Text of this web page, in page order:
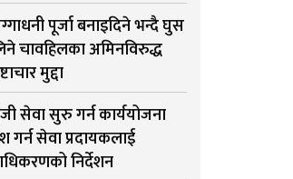
पूर्जा बनाइदिने भन्दै घुस
चावहिलका अमिनविरुद्ध
मुद्दा
सेवा सुरु गर्न कार्ययोजना
गर्न सेवा प्रदायकलाई
निर्देशन